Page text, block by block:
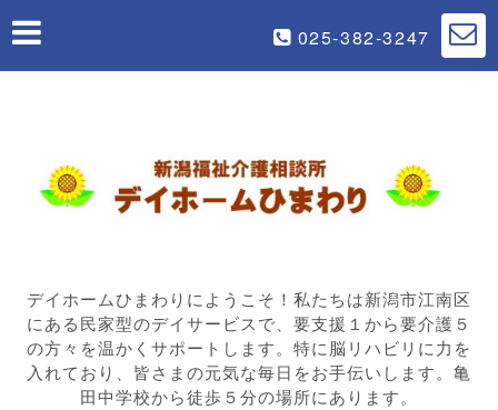
025-382-3247
デイホームひまわりにようこそ！私たちは新潟市江南区
にある民家型のデイサービスで、要支援１から要介護５
の方々を温かくサポートします。特に脳リハビリに力を
入れており、皆さまの元気な毎日をお手伝いします。亀
田中学校から徒歩５分の場所にあります。